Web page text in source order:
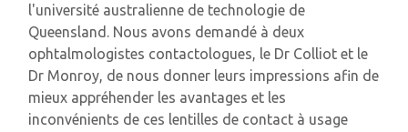
l'université australienne de technologie de
Queensland. Nous avons demandé à deux
ophtalmologistes contactologues, le Dr Colliot et le
Dr Monroy, de nous donner leurs impressions afin de
mieux appréhender les avantages et les
inconvénients de ces lentilles de contact à usage